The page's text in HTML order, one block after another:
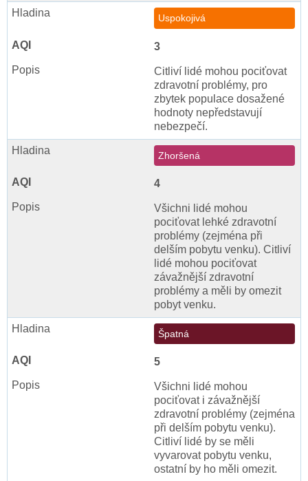
Uspokojivá
3
Citliví lidé mohou pociťovat
zdravotní problémy, pro
zbytek populace dosažené
hodnoty nepředstavují
nebezpečí.
Zhoršená
4
Všichni lidé mohou
pociťovat lehké zdravotní
problémy (zejména při
delším pobytu venku). Citliví
lidé mohou pociťovat
závažnější zdravotní
problémy a měli by omezit
pobyt venku.
Špatná
5
Všichni lidé mohou
pociťovat i závažnější
zdravotní problémy (zejména
při delším pobytu venku).
Citliví lidé by se měli
vyvarovat pobytu venku,
ostatní by ho měli omezit.